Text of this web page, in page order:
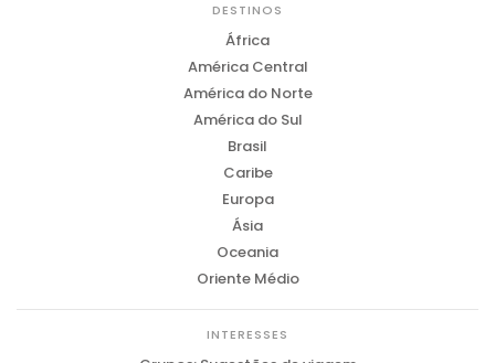
DESTINOS
África
América Central
América do Norte
América do Sul
Brasil
Caribe
Europa
Ásia
Oceania
Oriente Médio
INTERESSES